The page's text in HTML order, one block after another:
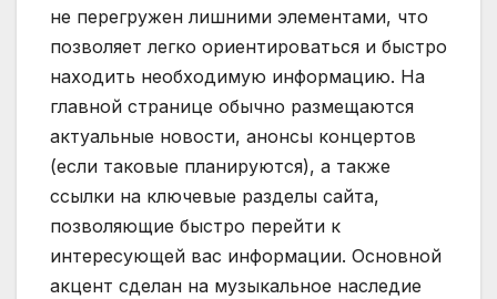
не перегружен лишними элементами, что
позволяет легко ориентироваться и быстро
находить необходимую информацию. На
главной странице обычно размещаются
актуальные новости, анонсы концертов
(если таковые планируются), а также
ссылки на ключевые разделы сайта,
позволяющие быстро перейти к
интересующей вас информации. Основной
акцент сделан на музыкальное наследие